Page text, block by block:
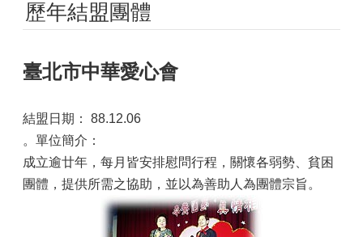
歷年結盟團體
臺北市中華愛心會
結盟日期： 88.12.06
。單位簡介：
成立逾廿年，每月皆安排慰問行程，關懷各弱勢、貧困
團體，提供所需之協助，並以為善助人為團體宗旨。